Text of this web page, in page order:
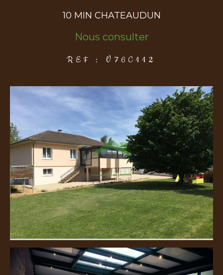
10 MIN CHATEAUDUN
Nous consulter
REF : V76C112